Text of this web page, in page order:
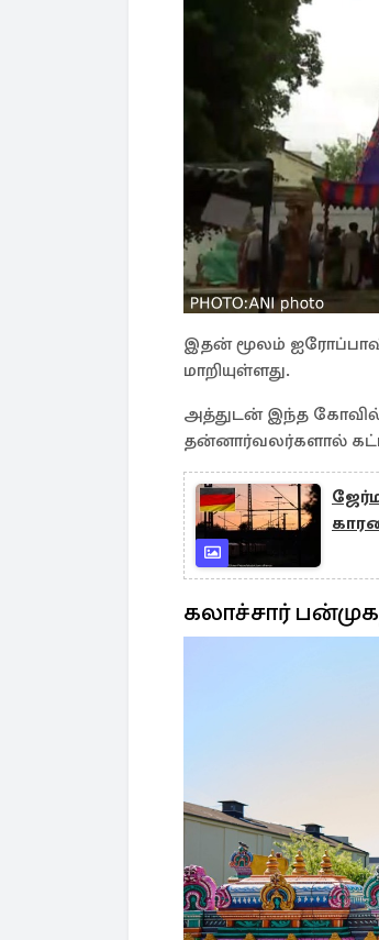
இதன் மூலம்
மாறியுள்ளது.
அத்துடன் இந்த கோவில்
தன்னார்வலர்களால்
கலாச்சார்